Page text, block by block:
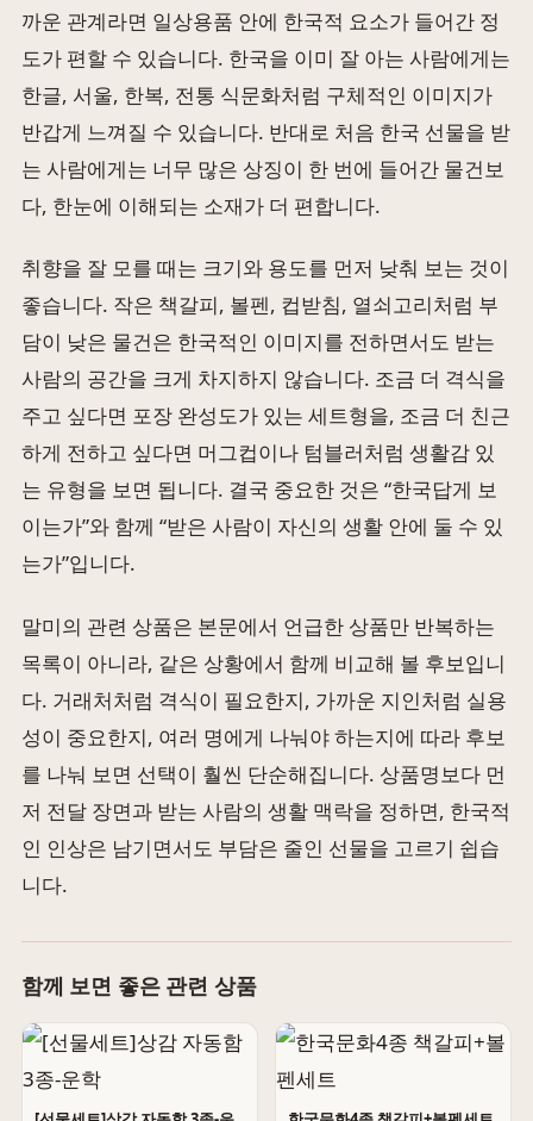
까운 관계라면 일상용품 안에 한국적 요소가 들어간 정
도가 편할 수 있습니다. 한국을 이미 잘 아는 사람에게는
한글, 서울, 한복, 전통 식문화처럼 구체적인 이미지가
반갑게 느껴질 수 있습니다. 반대로 처음 한국 선물을 받
는 사람에게는 너무 많은 상징이 한 번에 들어간 물건보
다, 한눈에 이해되는 소재가 더 편합니다.
취향을 잘 모를 때는 크기와 용도를 먼저 낮춰 보는 것이
좋습니다. 작은 책갈피, 볼펜, 컵받침, 열쇠고리처럼 부
담이 낮은 물건은 한국적인 이미지를 전하면서도 받는
사람의 공간을 크게 차지하지 않습니다. 조금 더 격식을
주고 싶다면 포장 완성도가 있는 세트형을, 조금 더 친근
하게 전하고 싶다면 머그컵이나 텀블러처럼 생활감 있
는 유형을 보면 됩니다. 결국 중요한 것은 “한국답게 보
이는가”와 함께 “받은 사람이 자신의 생활 안에 둘 수 있
는가”입니다.
말미의 관련 상품은 본문에서 언급한 상품만 반복하는
목록이 아니라, 같은 상황에서 함께 비교해 볼 후보입니
다. 거래처처럼 격식이 필요한지, 가까운 지인처럼 실용
성이 중요한지, 여러 명에게 나눠야 하는지에 따라 후보
를 나눠 보면 선택이 훨씬 단순해집니다. 상품명보다 먼
저 전달 장면과 받는 사람의 생활 맥락을 정하면, 한국적
인 인상은 남기면서도 부담은 줄인 선물을 고르기 쉽습
니다.
함께 보면 좋은 관련 상품